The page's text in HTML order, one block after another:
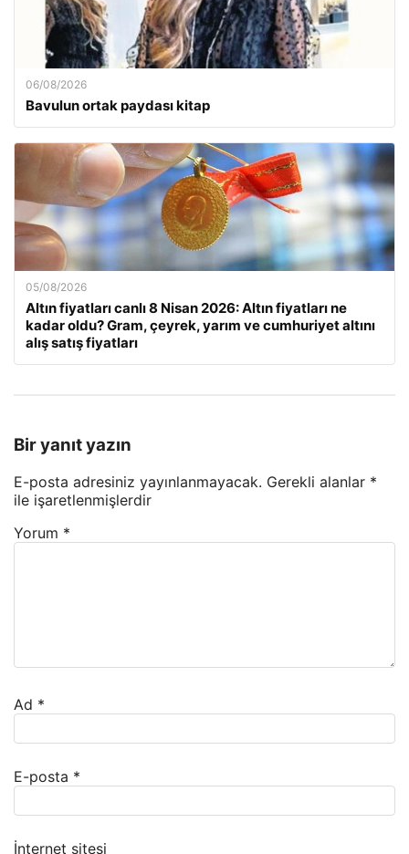
06/08/2026
Bavulun ortak paydası kitap
05/08/2026
Altın fiyatları canlı 8 Nisan 2026: Altın fiyatları ne
kadar oldu? Gram, çeyrek, yarım ve cumhuriyet altını
alış satış fiyatları
Bir yanıt yazın
E-posta adresiniz yayınlanmayacak. Gerekli alanlar *
ile işaretlenmişlerdir
Yorum *
Ad *
E-posta *
İnternet sitesi